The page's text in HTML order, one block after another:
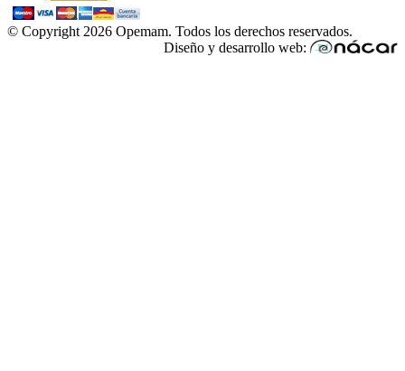
© Copyright 2026 Opemam. Todos los derechos reservados.
Diseño y desarrollo web: